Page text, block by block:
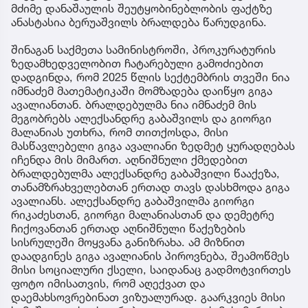
მძიმე დანაშაულის შეუტყობინებლობის ფაქტზე
ანასტასია ბერუაშვილს ბრალდება წარუდგინა.
შინაგან საქმეთა სამინისტროში, პროკურატურის
ზედამხედველობით ჩატარებული გამოძიებით
დადგინდა, რომ 2025 წლის სექტემბრის თვეში ნია
იმნაძემ მათემატიკაში მომზადება დაიწყო გიგა
ავალიანთან. ბრალდებულმა ნია იმნაძემ მის
მეგობრებს ალექსანდრე გაბაშვილს და გიორგი
მალანიას უთხრა, რომ თითქოსდა, მისი
მასწავლებელი გიგა ავალიანი ზედმეტ ყურადღებას
იჩენდა მის მიმართ. აღნიშნული ქმედებით
ბრალდებულმა ალექსანდრე გაბაშვილი წააქეზა,
თანამზრახველებთან ერთად თავს დასხმოდა გიგა
ავალიანს. ალექსანდრე გაბაშვილმა გიორგი
რიკაძესთან, გიორგი მალანიასთან და დემეტრე
ჩიქოვანთან ერთად აღნიშნული წაქეზების
სისრულეში მოყვანა განიზრახა. ამ მიზნით
დაადგინეს გიგა ავალიანის პიროვნება, შეამოწმეს
მისი სოციალური ქსელი, საიდანაც გადმოტვირთეს
ფოტო იმისათვის, რომ აღექვათ და
დაემახსოვრებინათ ვიზუალურად. გაარკვიეს მისი